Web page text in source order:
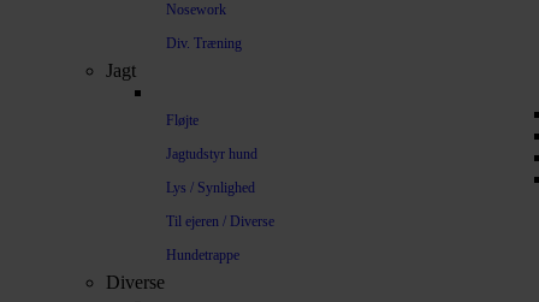
Nosework
Div. Træning
Jagt
Fløjte
Jagtudstyr hund
Lys / Synlighed
Til ejeren / Diverse
Hundetrappe
Diverse